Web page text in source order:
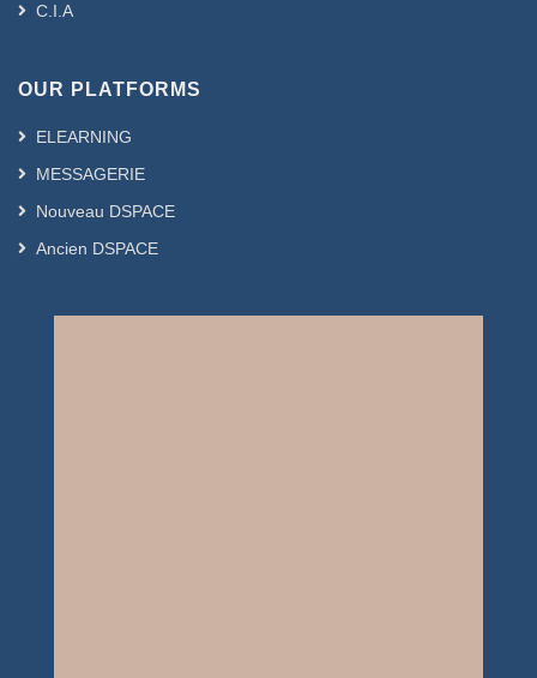
C.I.A
OUR PLATFORMS
ELEARNING
MESSAGERIE
Nouveau DSPACE
Ancien DSPACE